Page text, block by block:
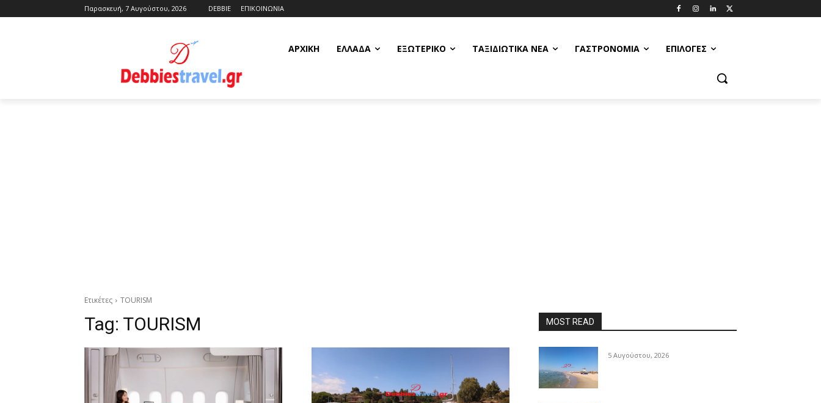
Παρασκευή, 7 Αυγούστου, 2026 DEBBIE ΕΠΙΚΟΙΝΩΝΙΑ
ΑΡΧΙΚΗ ΕΛΛΆΔΑ ΕΞΩΤΕΡΙΚΌ ΤΑΞΙΔΙΩΤΙΚΆ ΝΈΑ ΓΑΣΤΡΟΝΟΜΊΑ ΕΠΙΛΟΓΈΣ
Ετικέτες TOURISM
Tag: TOURISM MOST READ
5 Αυγούστου, 2026